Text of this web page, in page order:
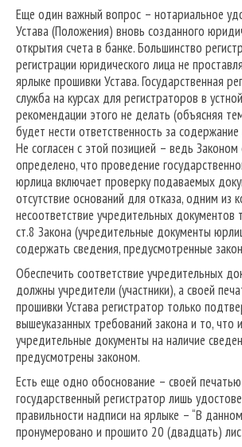
Еще один важный вопрос – нотариальное
Устава (Положения) вновь созданного
открытия счета в банке. Большинство
регистрации юридического лица не
ярлыке прошивки Устава. Государственная
служба на курсах для регистраторов в
рекомендации этого не делать (объясняя
будет нести ответственность за
Не согласен с этой позицией – ведь Законом
определено, что проведение
юрлица включает проверку подаваемых
отсутствие оснований для отказа, одним из
несоответствие учредительных документов
ст.8 Закона (учредительные документы
содержать сведения, предусмотренные
Обеспечить соответствие учредительных
должны учредители (участники), а своей
прошивки Устава регистратор только
вышеуказанных требований закона и то, что
учредительные документы на наличие
предусмотрены законом.
Есть еще одно обоснование – своей
государственный регистратор лишь
правильности надписи на ярлыке – “В
пронумеровано и прошито 20 (двадцать)